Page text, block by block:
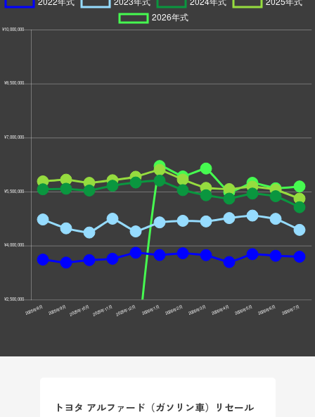
トヨタ アルファード（ガソリン車）リセール